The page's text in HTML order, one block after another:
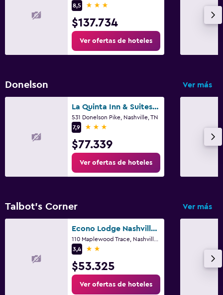
8,5
3 estrellas
$137.734
Ver ofertas de hoteles
Donelson Ver más
La Quinta Inn & Suites by Wyndham Nashville Airport
531 Donelson Pike, Nashville, TN
7,9
3 estrellas
$77.339
Ver ofertas de hoteles
Talbot's Corner Ver más
Econo Lodge Nashville North
3,4
2 estrellas
$53.325
Ver ofertas de hoteles